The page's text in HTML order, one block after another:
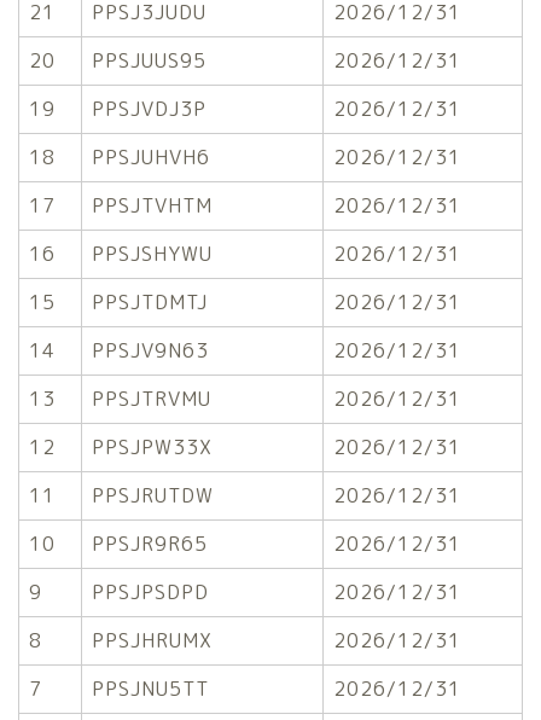
21 PPSJ3JUDU
2026/12/31
20
PPSJUUS95
2026/12/31
19
PPSJVDJ3P
2026/12/31
18
PPSJUHVH6
2026/12/31
17
PPSJTVHTM
2026/12/31
16
PPSJSHYWU
2026/12/31
15
PPSJTDMTJ
2026/12/31
14
PPSJV9N63
2026/12/31
13
PPSJTRVMU
2026/12/31
12
PPSJPW33X
2026/12/31
11
PPSJRUTDW
2026/12/31
10
PPSJR9R65
2026/12/31
9
PPSJPSDPD
2026/12/31
8
PPSJHRUMX
2026/12/31
7
PPSJNU5TT
2026/12/31